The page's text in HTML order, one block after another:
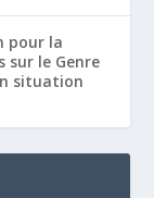
pour la
sur le Genre
situation